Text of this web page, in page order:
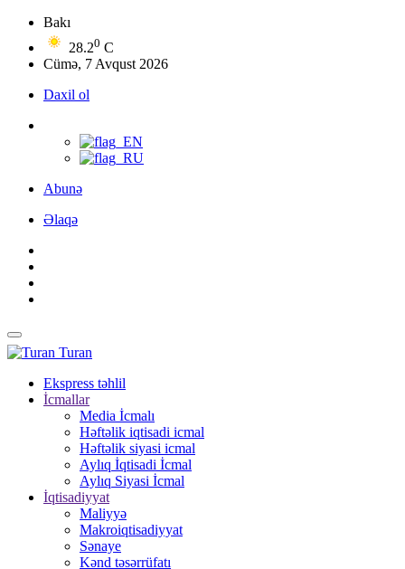
Bakı
28.20 C
Cümə, 7 Avqust 2026
Daxil ol
Abunə
Əlaqə
Turan
Ekspress təhlil
İcmallar
Media İcmalı
Həftəlik iqtisadi icmal
Həftəlik siyasi icmal
Aylıq İqtisadi İcmal
Aylıq Siyasi İcmal
İqtisadiyyat
Maliyyə
Makroiqtisadiyyat
Sənaye
Kənd təsərrüfatı